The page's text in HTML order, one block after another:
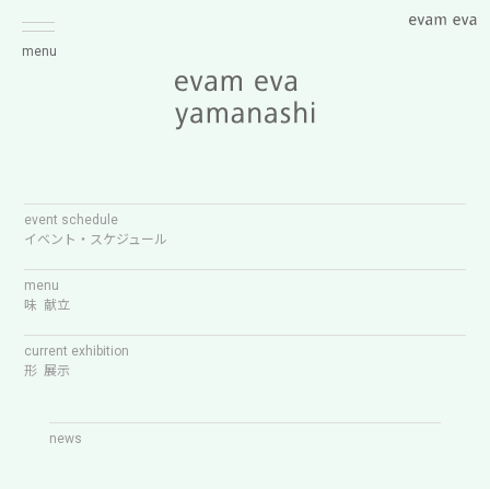
menu
event schedule
イベント・スケジュール
menu
味 献立
current exhibition
形 展示
news